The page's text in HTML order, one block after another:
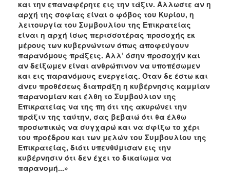
και την επαναφέρητε εις την τάξιν. Άλλωστε αν η
αρχή της σοφίας είναι ο φόβος του Κυρίου, η
λειτουργία του Συμβουλίου της Επικρατείας
είναι η αρχή ίσως περισσοτέρας προσοχής εκ
μέρους των κυβερνώντων όπως αποφεύγουν
παρανόμους πράξεις. Αλλ’ όσην προσοχήν και
αν δείξωμεν είναι ανθρώπινον να υποπέσωμεν
και εις παρανόμους ενεργείας. Όταν δε έστω και
άνευ προθέσεως διαπράξη η κυβέρνησις καμμίαν
παρανομίαν και έλθη το Συμβούλιον της
Επικρατείας να της πη ότι της ακυρώνει την
πράξιν της ταύτην, σας βεβαιώ ότι θα έλθω
προσωπικώς να συγχαρώ και να σφίξω το χέρι
του προέδρου και των μελών του Συμβουλίου της
Επικρατείας, διότι υπενθύμισαν εις την
κυβέρνησιν ότι δεν έχει το δικαίωμα να
παρανομή...»